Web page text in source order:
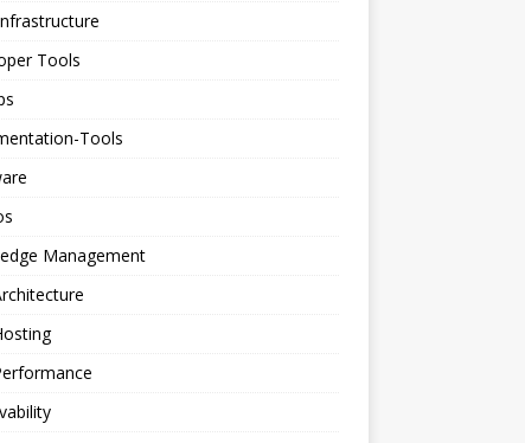
Tools
Tools
Management